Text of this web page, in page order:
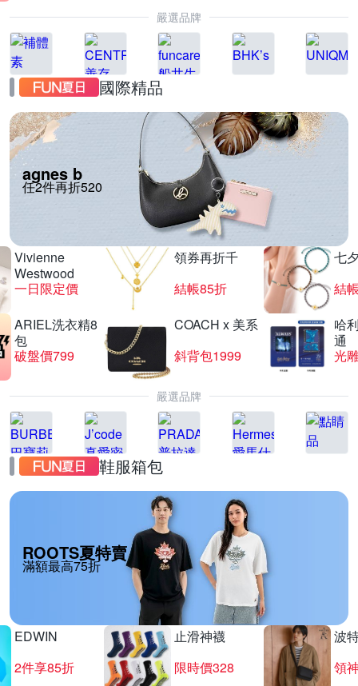
嚴選品牌
國際精品
agnes b
任2件再折520
Vivienne
Westwood
一日限定價
領券再折千
結帳85折
七
結
ARIEL洗衣精8
包
破盤價799
COACH x 美系
斜背包1999
哈
通
光
嚴選品牌
鞋服箱包
ROOTS夏特賣
滿額最高75折
EDWIN
2件享85折
止滑神襪
限時價328
波
領